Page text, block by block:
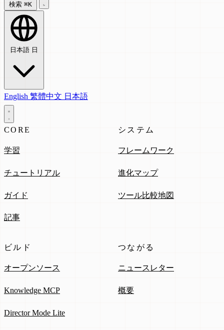
検索 ⌘K
日本語 日
English 繁體中文 日本語
CORE
学習
チュートリアル
ガイド
記事
システム
フレームワーク
進化マップ
ツール比較地図
ビルド
オープンソース
Knowledge MCP
Director Mode Lite
つながる
ニュースレター
概要